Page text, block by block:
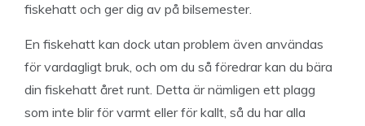
fiskehatt och ger dig av på bilsemester.
En fiskehatt kan dock utan problem även användas
för vardagligt bruk, och om du så föredrar kan du bära
din fiskehatt året runt. Detta är nämligen ett plagg
som inte blir för varmt eller för kallt, så du har alla